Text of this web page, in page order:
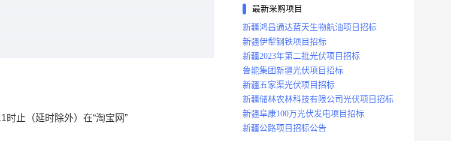
时止 （延时除外）在“淘宝网”
最新采购项目
新疆鸿昌通达蓝天生物航油项目招标
新疆伊犁钢铁项目招标
新疆2023年第二批光伏项目招标
鲁能集团新疆光伏项目招标
新疆五家渠光伏项目招标
新疆储林农林科技有限公司光伏项目招标
新疆阜康100万光伏发电项目招标
新疆公路项目招标公告